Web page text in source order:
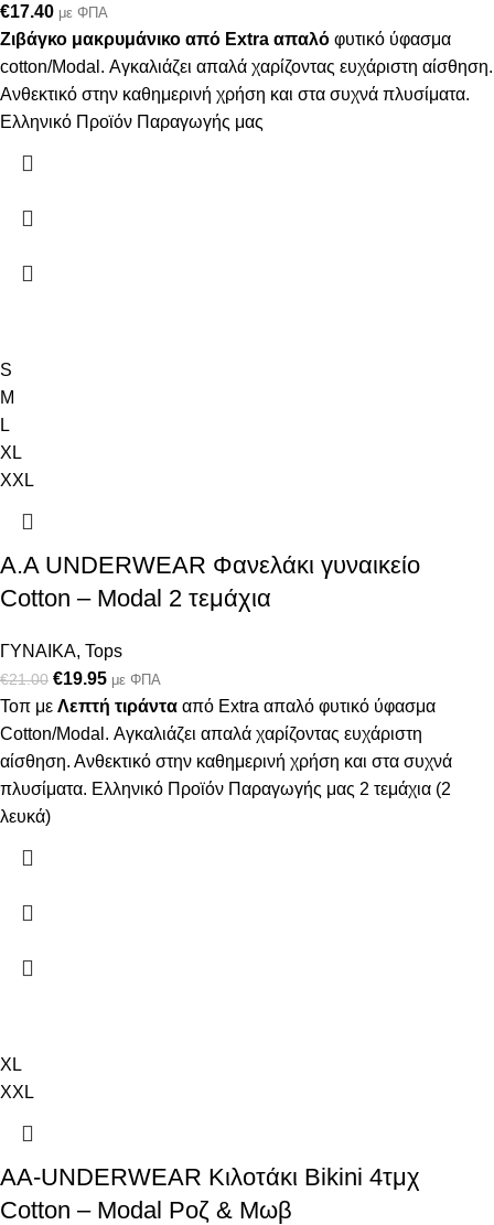
€17.40 με ΦΠΑ
Ζιβάγκο μακρυμάνικο από Extra απαλό φυτικό ύφασμα
cotton/Modal. Αγκαλιάζει απαλά χαρίζοντας ευχάριστη αίσθηση.
Ανθεκτικό στην καθημερινή χρήση και στα συχνά πλυσίματα.
Ελληνικό Προϊόν Παραγωγής μας
S
M
L
XL
XXL
Α.A UNDERWEAR Φανελάκι γυναικείο
Cotton – Modal 2 τεμάχια
ΓΥΝΑΙΚΑ, Tops
€21.00 €19.95 με ΦΠΑ
Τοπ με Λεπτή τιράντα από Extra απαλό φυτικό ύφασμα
Cotton/Modal. Αγκαλιάζει απαλά χαρίζοντας ευχάριστη
αίσθηση. Ανθεκτικό στην καθημερινή χρήση και στα συχνά
πλυσίματα. Ελληνικό Προϊόν Παραγωγής μας 2 τεμάχια (2
λευκά)
XL
XXL
AA-UNDERWEAR Κιλοτάκι Bikini 4τμχ
Cotton – Modal Ροζ & Μωβ